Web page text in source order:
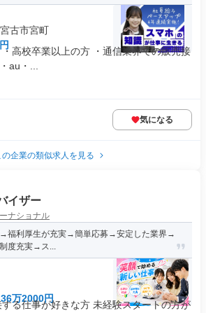
古市宮町
高校卒業以上の方 ・通信業界での販売接
au・...
気になる
の企業の類似求人を見る
イザー
ナショナル
→福利厚生が充実→簡単応募→安定した業界→
度充実→ス...
万2000円
る仕事が好きな方 未経験スタートの方が